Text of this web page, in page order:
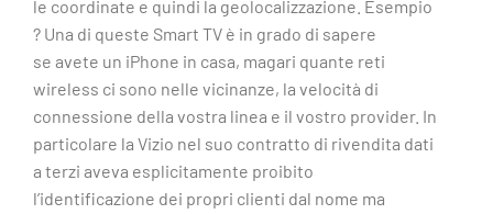
le coordinate e quindi la geolocalizzazione. Esempio
? Una di queste Smart TV è in grado di sapere
se avete un iPhone in casa, magari quante reti
wireless ci sono nelle vicinanze, la velocità di
connessione della vostra linea e il vostro provider. In
particolare la Vizio nel suo contratto di rivendita dati
a terzi aveva esplicitamente proibito
l’identificazione dei propri clienti dal nome ma